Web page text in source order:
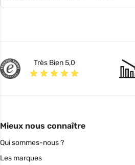
Très Bien 5,0
Mieux nous connaître
Qui sommes-nous ?
Les marques